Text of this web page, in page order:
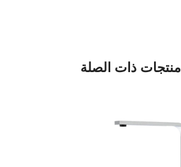
منتجات ذات الصلة